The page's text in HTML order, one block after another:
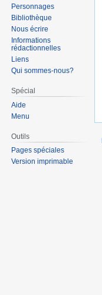
Personnages
Bibliothèque
Nous écrire
Informations
rédactionnelles
Liens
Qui sommes-nous?
Spécial
Aide
Menu
Outils
Pages spéciales
Version imprimable